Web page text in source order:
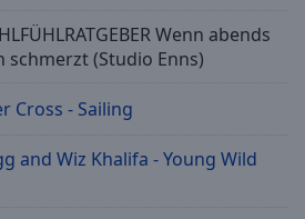
Wenn abends
schmerzt (Studio Enns)
Cross - Sailing
and Wiz Khalifa - Young Wild